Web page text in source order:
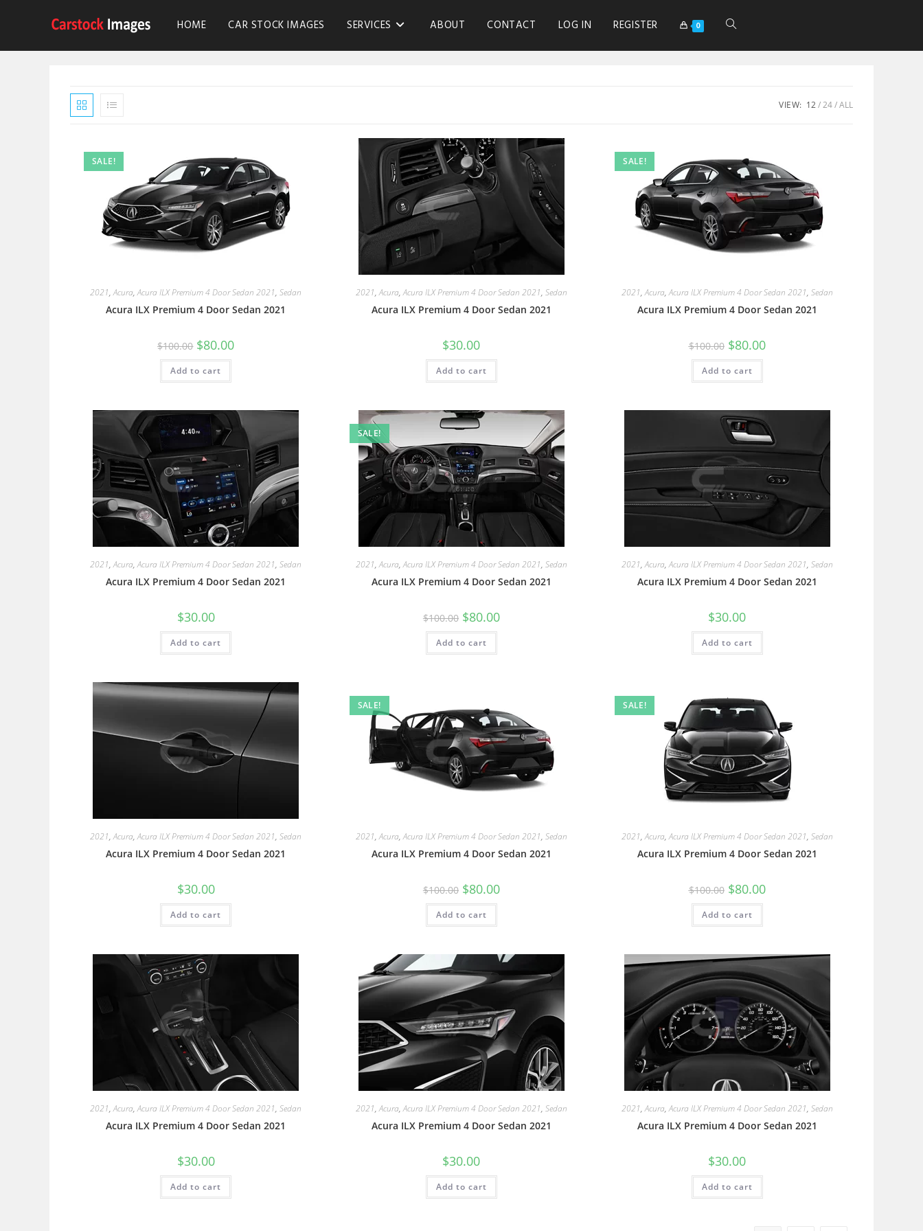
HOME CAR STOCK IMAGES SERVICES ABOUT CONTACT LOG IN REGISTER 0
VIEW: 12 24 ALL
SALE!
2021,Acura,Acura ILX Premium 4 Door Sedan 2021,Sedan
Acura ILX Premium 4 Door Sedan 2021
$100.00 $80.00
Add to cart
2021,Acura,Acura ILX Premium 4 Door Sedan 2021, Sedan
Acura ILX Premium 4 Door Sedan 2021
$30.00
Add to cart
SALE!
2021,Acura,Acura ILX Premium 4 Door Sedan 2021, Sedan
Acura ILX Premium 4 Door Sedan 2021
$100.00 $80.00
Add to cart
2021,Acura,Acura ILX Premium 4 Door Sedan 2021,Sedan
Acura ILX Premium 4 Door Sedan 2021
$30.00
Add to cart
SALE!
2021,Acura,Acura ILX Premium 4 Door Sedan 2021, Sedan
Acura ILX Premium 4 Door Sedan 2021
$100.00 $80.00
Add to cart
2021,Acura,Acura ILX Premium 4 Door Sedan 2021, Sedan
Acura ILX Premium 4 Door Sedan 2021
$30.00
Add to cart
2021,Acura,Acura ILX Premium 4 Door Sedan 2021,Sedan
Acura ILX Premium 4 Door Sedan 2021
$30.00
Add to cart
SALE!
2021,Acura,Acura ILX Premium 4 Door Sedan 2021, Sedan
Acura ILX Premium 4 Door Sedan 2021
$100.00 $80.00
Add to cart
SALE!
2021,Acura,Acura ILX Premium 4 Door Sedan 2021, Sedan
Acura ILX Premium 4 Door Sedan 2021
$100.00 $80.00
Add to cart
2021,Acura,Acura ILX Premium 4 Door Sedan 2021,Sedan
Acura ILX Premium 4 Door Sedan 2021
$30.00
Add to cart
2021,Acura,Acura ILX Premium 4 Door Sedan 2021, Sedan
Acura ILX Premium 4 Door Sedan 2021
$30.00
Add to cart
2021,Acura,Acura ILX Premium 4 Door Sedan 2021, Sedan
Acura ILX Premium 4 Door Sedan 2021
$30.00
Add to cart